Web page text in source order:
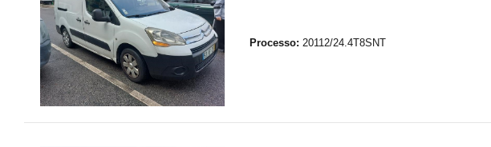
Processo: 20112/24.4T8SNT